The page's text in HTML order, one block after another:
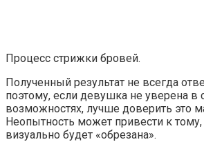
Процесс стрижки бровей.
Полученный результат не всегда
поэтому, если девушка не уверена в
возможностях, лучше доверить это
Неопытность может привести к тому,
визуально будет «обрезана».